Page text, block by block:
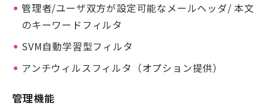
管理者/ユーザ双方が設定可能なメールヘッダ/ 本文
のキーワードフィルタ
SVM自動学習型フィルタ
アンチウィルスフィルタ（オプション提供）
管理機能